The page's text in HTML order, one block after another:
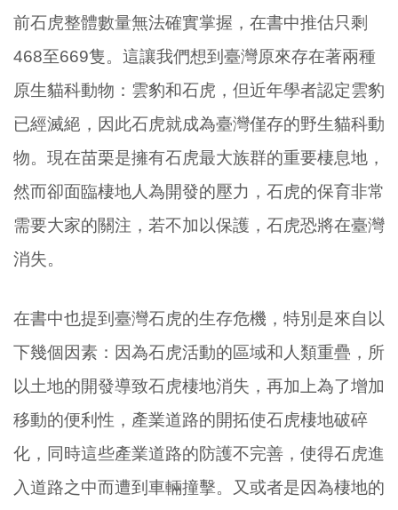
前石虎整體數量無法確實掌握，在書中推估只剩
468至669隻。這讓我們想到臺灣原來存在著兩種
原生貓科動物：雲豹和石虎，但近年學者認定雲豹
已經滅絕，因此石虎就成為臺灣僅存的野生貓科動
物。現在苗栗是擁有石虎最大族群的重要棲息地，
然而卻面臨棲地人為開發的壓力，石虎的保育非常
需要大家的關注，若不加以保護，石虎恐將在臺灣
消失。
在書中也提到臺灣石虎的生存危機，特別是來自以
下幾個因素：因為石虎活動的區域和人類重疊，所
以土地的開發導致石虎棲地消失，再加上為了增加
移動的便利性，產業道路的開拓使石虎棲地破碎
化，同時這些產業道路的防護不完善，使得石虎進
入道路之中而遭到車輛撞擊。又或者是因為棲地的